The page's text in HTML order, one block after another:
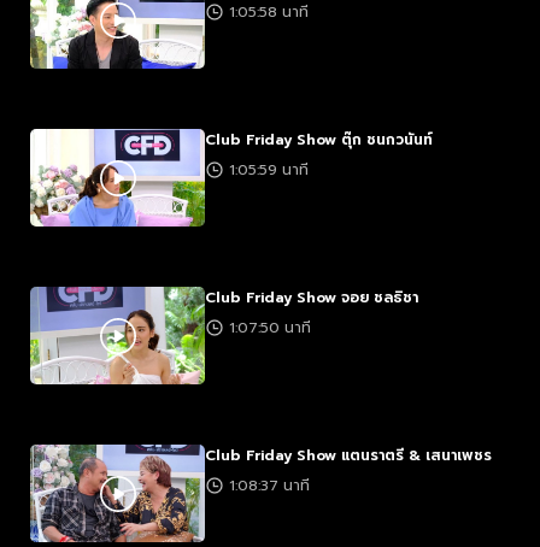
1:05:58 นาที
Club Friday Show ตุ๊ก ชนกวนันท์
1:05:59 นาที
Club Friday Show จอย ชลธิชา
1:07:50 นาที
Club Friday Show แตนราตรี & เสนาเพชร
1:08:37 นาที